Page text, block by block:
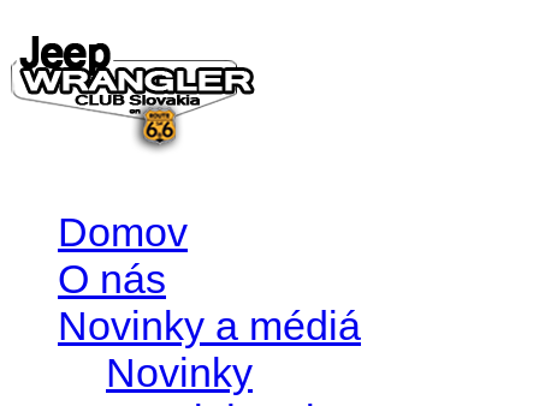
Domov
O nás
Novinky a médiá
Novinky